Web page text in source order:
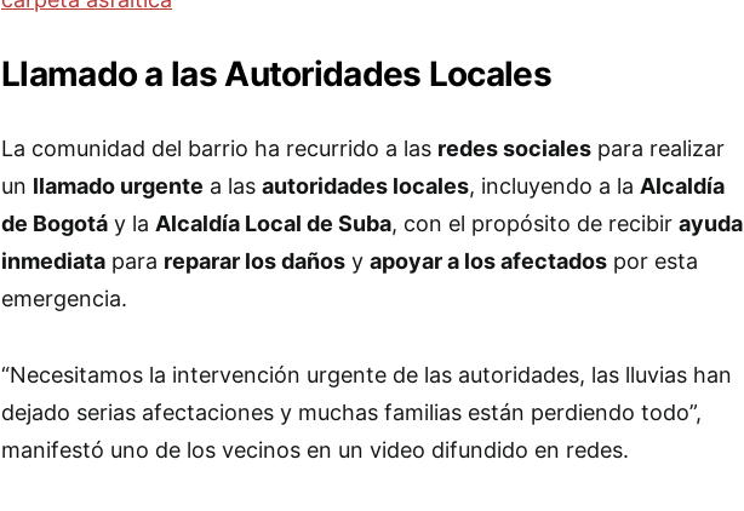
Llamado a las Autoridades Locales
La comunidad del barrio ha recurrido a las redes sociales para realizar
un llamado urgente a las autoridades locales, incluyendo a la Alcaldía
de Bogotá y la Alcaldía Local de Suba, con el propósito de recibir ayuda
inmediata para reparar los daños y apoyar a los afectados por esta
emergencia.
“Necesitamos la intervención urgente de las autoridades, las lluvias han
dejado serias afectaciones y muchas familias están perdiendo todo”,
manifestó uno de los vecinos en un video difundido en redes.